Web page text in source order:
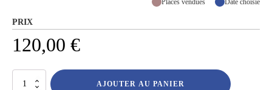
Places vendues
Date choisie
PRIX
120,00 €
quantité
AJOUTER AU PANIER